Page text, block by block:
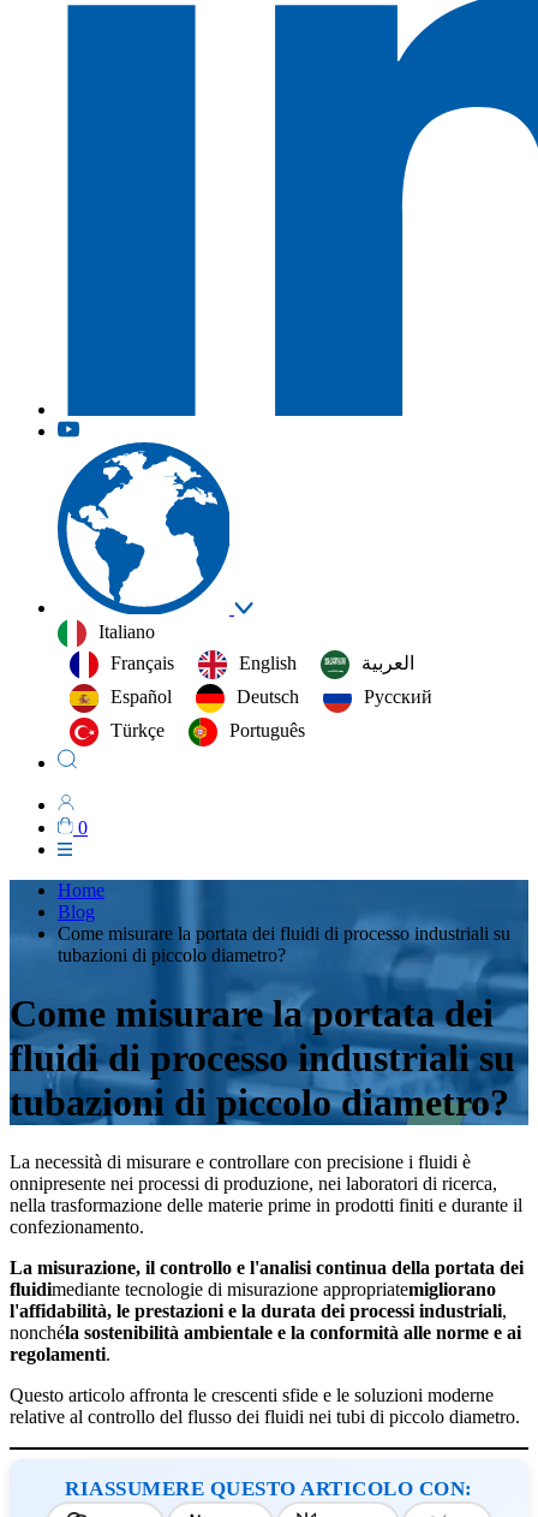
Italiano
Français
English
العربية‏
Español
Deutsch
Русский
Türkçe
Português
0
Home
Blog
Come misurare la portata dei fluidi di processo industriali su
tubazioni di piccolo diametro?
Come misurare la portata dei
fluidi di processo industriali su
tubazioni di piccolo diametro?
La necessità di misurare e controllare con precisione i fluidi è
onnipresente nei processi di produzione, nei laboratori di ricerca,
nella trasformazione delle materie prime in prodotti finiti e durante il
confezionamento.
La misurazione, il controllo e l'analisi continua della portata dei
fluidimediante tecnologie di misurazione appropriatemigliorano
l'affidabilità, le prestazioni e la durata dei processi industriali,
nonchéla sostenibilità ambientale e la conformità alle norme e ai
regolamenti.
Questo articolo affronta le crescenti sfide e le soluzioni moderne
relative al controllo del flusso dei fluidi nei tubi di piccolo diametro.
RIASSUMERE QUESTO ARTICOLO CON: